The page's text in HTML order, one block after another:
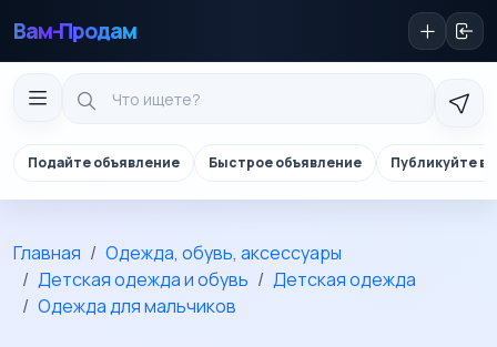
Вам-Продам
Подайте объявление Быстрое объявление Публикуйте в
Главная
Одежда, обувь, аксессуары
Детская одежда и обувь
Детская одежда
Одежда для мальчиков